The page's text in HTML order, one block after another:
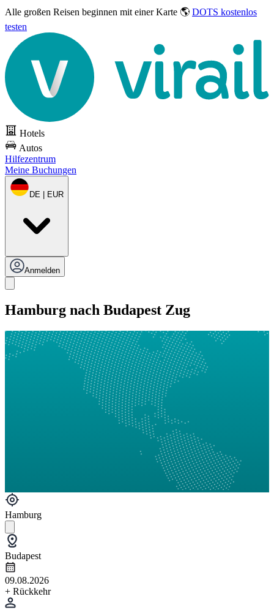
Alle großen Reisen beginnen mit einer Karte 🌎 DOTS kostenlos
testen
Hotels
Autos
Hilfezentrum
Meine Buchungen
DE | EUR
Anmelden
Hamburg nach Budapest Zug
Hamburg
Budapest
09.08.2026
+ Rückkehr